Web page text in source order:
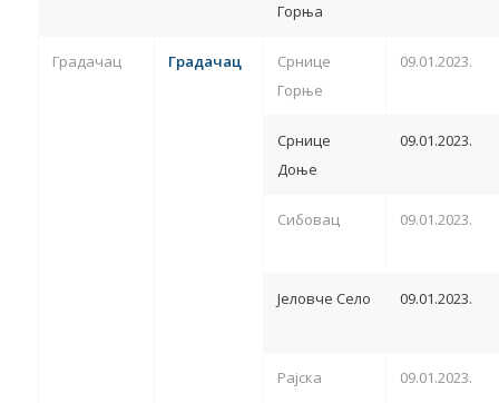
Горња
Градачац Градачац
Срнице
Горње
09.01.2023.
Срнице
Доње
09.01.2023.
Сибовац 09.01.2023.
Јеловче Село 09.01.2023.
Рајска 09.01.2023.